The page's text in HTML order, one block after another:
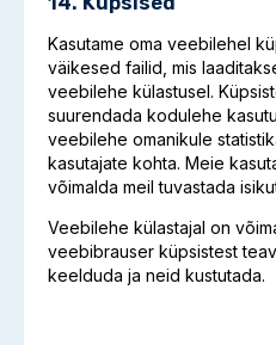
Kasutame oma veebilehel
väikesed failid, mis
veebilehe külastusel.
suurendada kodulehe
veebilehe omanikule
kasutajate kohta. Meie
võimalda meil tuvastada
Veebilehe külastajal on
veebibrauser küpsistest
keelduda ja neid kustutada.